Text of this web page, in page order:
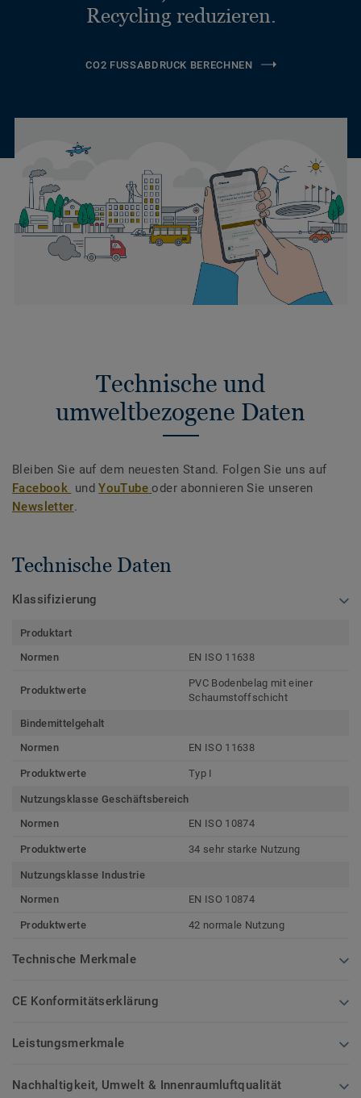
Recycling reduzieren.
CO2 FUSSABDRUCK BERECHNEN
Technische und
umweltbezogene Daten
Bleiben Sie auf dem neuesten Stand. Folgen Sie uns auf
Facebook undYouTubeoder abonnieren Sie unseren
Newsletter.
Technische Daten
Klassifizierung
Produktart
Normen
EN ISO 11638
Produktwerte
PVC Bodenbelag mit einer
Schaumstoffschicht
Bindemittelgehalt
Normen
EN ISO 11638
Produktwerte Typ I
Nutzungsklasse Geschäftsbereich
Normen
EN ISO 10874
Produktwerte 34 sehr starke Nutzung
Nutzungsklasse Industrie
Normen
EN ISO 10874
Produktwerte 42 normale Nutzung
Technische Merkmale
CE Konformitätserklärung
Leistungsmerkmale
Nachhaltigkeit, Umwelt & Innenraumluftqualität